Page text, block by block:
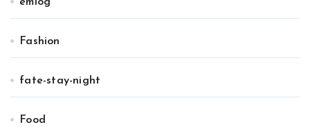
Fashion
fate-stay-night
Food